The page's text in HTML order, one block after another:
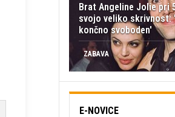
Brat Angeline Jolie pri
svojo veliko skrivnost:
končno svoboden'
ZABAVA
E-NOVICE